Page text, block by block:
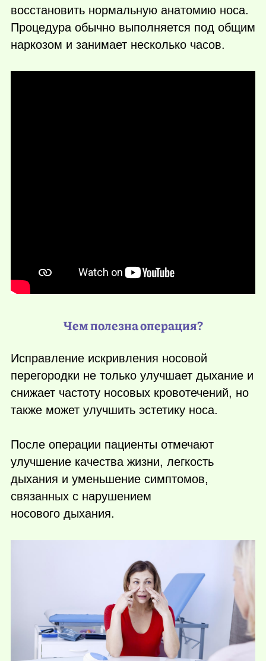
восстановить нормальную анатомию носа.
Процедура обычно выполняется под общим
наркозом и занимает несколько часов.
Чем полезна операция?
Исправление искривления носовой
перегородки не только улучшает дыхание и
снижает частоту носовых кровотечений, но
также может улучшить эстетику носа.
После операции пациенты отмечают
улучшение качества жизни, легкость
дыхания и уменьшение симптомов,
связанных с нарушением
носового дыхания.